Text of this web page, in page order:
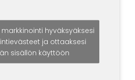
hyväksyäksesi
ja ottaaksesi
sisällön käyttöön